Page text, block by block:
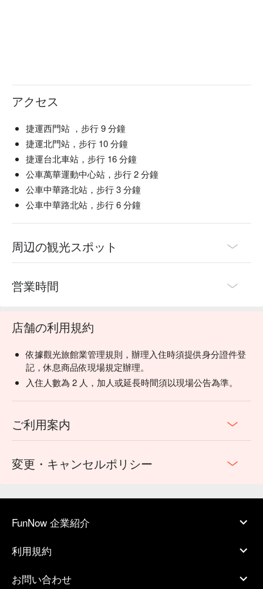
アクセス
捷運西門站 ，步行 9 分鐘
捷運北門站，步行 10 分鐘
捷運台北車站，步行 16 分鐘
公車萬華運動中心站，步行 2 分鐘
公車中華路北站，步行 3 分鐘
公車中華路北站，步行 6 分鐘
周辺の観光スポット
営業時間
店舗の利用規約
依據觀光旅館業管理規則，辦理入住時須提供身分證件登
記，休息商品依現場規定辦理。
入住人數為 2 人，加人或延長時間須以現場公告為準。
ご利用案内
変更・キャンセルポリシー
FunNow 企業紹介
利用規約
お問い合わせ